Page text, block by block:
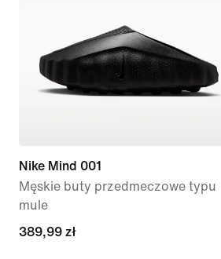
Nike Mind 001
Męskie buty przedmeczowe typu
mule
389,99 zł
389,99 zł